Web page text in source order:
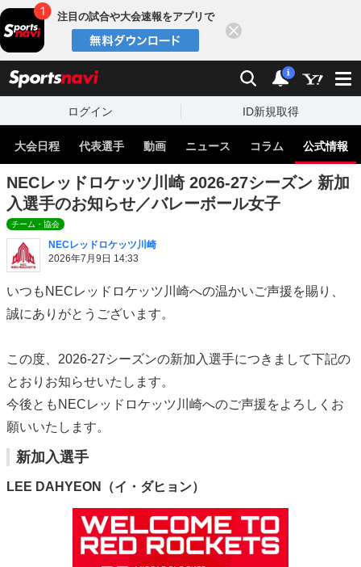
注目の試合や大会速報をアプリで
検索 通知
i
ログイン ID新規取得
大会日程 代表選手 動画 ニュース コラム 公式情報
NECレッドロケッツ川崎 2026-27シーズン 新加
入選手のお知らせ／バレーボール女子
チーム・協会
NECレッドロケッツ川崎
2026年7月9日 14:33
いつもNECレッドロケッツ川崎への温かいご声援を賜り、
誠にありがとうございます。
この度、2026-27シーズンの新加入選手につきまして下記の
とおりお知らせいたします。
今後ともNECレッドロケッツ川崎へのご声援をよろしくお
願いいたします。
新加入選手
LEE DAHYEON（イ・ダヒョン）